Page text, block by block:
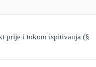
prije i tokom ispitivanja (§